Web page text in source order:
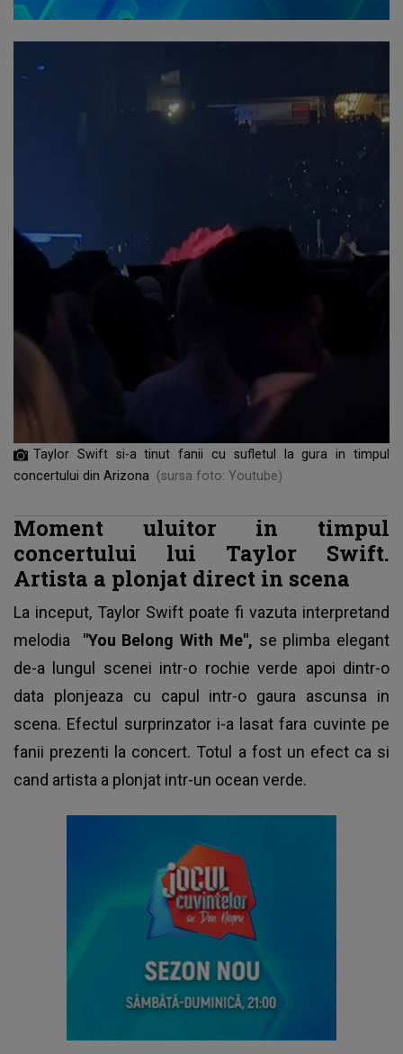
Taylor Swift si-a tinut fanii cu sufletul la gura in timpul
concertului din Arizona (sursa foto: Youtube)
Moment uluitor in timpul
concertului lui Taylor Swift.
Artista a plonjat direct in scena
La inceput, Taylor Swift poate fi vazuta interpretand
melodia "You Belong With Me", se plimba elegant
de-a lungul scenei intr-o rochie verde apoi dintr-o
data plonjeaza cu capul intr-o gaura ascunsa in
scena. Efectul surprinzator i-a lasat fara cuvinte pe
fanii prezenti la concert. Totul a fost un efect ca si
cand artista a plonjat intr-un ocean verde.